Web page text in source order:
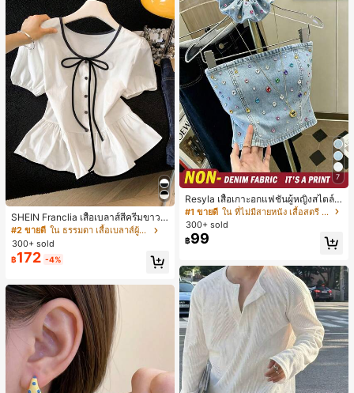
SHEIN Franclia เสื้อเบลาส์สีครีมขาวนุ่
มนวล เอวรูด, แต่งขอบตัดกัน + โบว์ผูก,
แขนพอง จับคู่กับกระโปรงชายระบาย,
ลดอายุและดูดี, นุ่มและเก๋ไก๋สำหรับใส่ทุ
กวัน
#2 ขายดี
ใน ธรรมดา เสื้อเบลาส์ผู้หญิง
300+ sold
฿172 -4%
7
Resyla เสื้อเกาะอกแฟชั่นผู้หญิงสไตล์ซั
มเมอร์อเนกประสงค์ลายเดนิม แนะนำ
สำหรับงานหนัก ขายดี ตกแต่งเพชรสีสั
นสดใสพิมพ์ลาย เหมาะสำหรับใส่ประ
จำวัน
#1 ขายดี
ใน ที่ไม่มีสายหนัง เสื้อสตรี เสื้อเบลาส์ & Tee
300+ sold
฿99